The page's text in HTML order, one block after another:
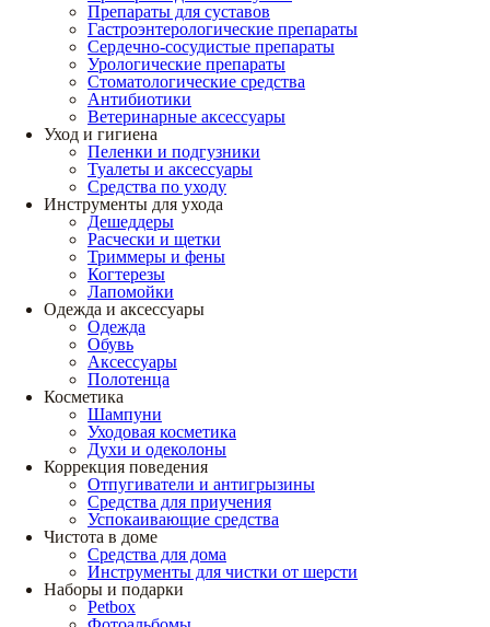
Препараты для суставов
Гастроэнтерологические препараты
Сердечно-сосудистые препараты
Урологические препараты
Стоматологические средства
Антибиотики
Ветеринарные аксессуары
Уход и гигиена
Пеленки и подгузники
Туалеты и аксессуары
Средства по уходу
Инструменты для ухода
Дешеддеры
Расчески и щетки
Триммеры и фены
Когтерезы
Лапомойки
Одежда и аксессуары
Одежда
Обувь
Аксессуары
Полотенца
Косметика
Шампуни
Уходовая косметика
Духи и одеколоны
Коррекция поведения
Отпугиватели и антигрызины
Средства для приучения
Успокаивающие средства
Чистота в доме
Средства для дома
Инструменты для чистки от шерсти
Наборы и подарки
Petbox